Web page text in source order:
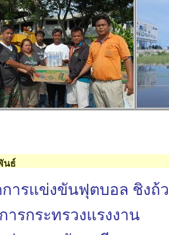
นธ์
ารแข่งขันฟุตบอล ชิงถ้
ารกระทรวงแรงงาน